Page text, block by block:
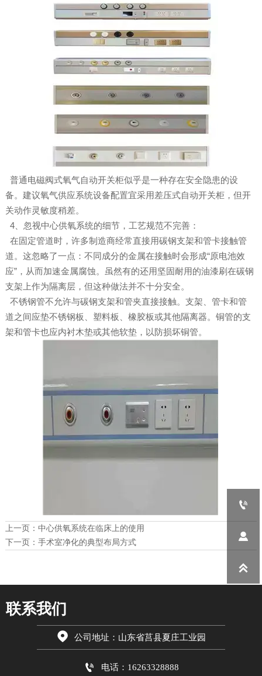
普通电磁阀式氧气自动开关柜似乎是一种存在安全隐患的设
备。建议氧气供应系统设备配置宜采用差压式自动开关柜，但开
关动作灵敏度稍差。
4、忽视中心供氧系统的细节，工艺规范不完善：
在固定管道时，许多制造商经常直接用碳钢支架和管卡接触管
道。这忽略了一点：不同成分的金属在接触时会形成“原电池效
应”，从而加速金属腐蚀。虽然有的还用坚固耐用的油漆刷在碳钢
支架上作为隔离层，但这种做法并不十分安全。
不锈钢管不允许与碳钢支架和管夹直接接触。支架、管卡和管
道之间应垫不锈钢板、塑料板、橡胶板或其他隔离器。铜管的支
架和管卡也应内衬木垫或其他软垫，以防损坏铜管。
上一页： 中心供氧系统在临床上的使用
下一页： 手术室净化的典型布局方式
联系我们
 公司地址：山东省莒县夏庄工业园
 电话：16263328888


